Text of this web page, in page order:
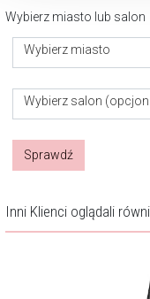
Wybierz miasto lub salon
Wybierz miasto
Wybierz salon
Sprawdź
Inni Klienci oglądali